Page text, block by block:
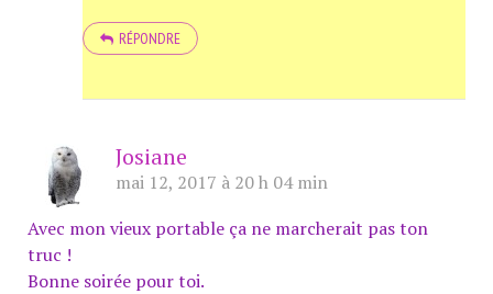
RÉPONDRE
Josiane
mai 12, 2017 à 20 h 04 min
Avec mon vieux portable ça ne marcherait pas ton
truc !
Bonne soirée pour toi.